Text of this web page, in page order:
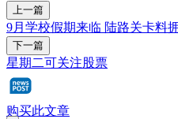
上一篇
9月学校假期来临 陆路关卡料
下一篇
星期二可关注股票
购买此文章